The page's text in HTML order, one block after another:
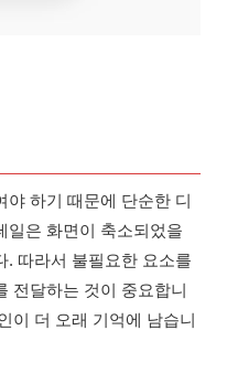
야 하기 때문에 단순한 디
일은 화면이 축소되었을
. 따라서 불필요한 요소를
전달하는 것이 중요합니
이 더 오래 기억에 남습니